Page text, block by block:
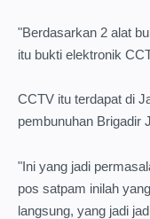
"Berdasarkan 2 alat
itu bukti elektronik
CCTV itu terdapat di
pembunuhan Brigadir
"Ini yang jadi
pos satpam inilah
langsung, yang jadi